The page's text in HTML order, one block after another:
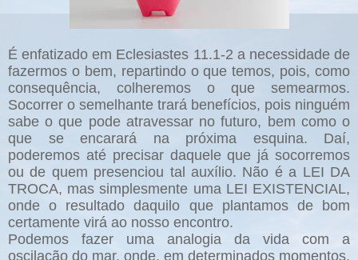
É enfatizado em Eclesiastes 11.1-2 a necessidade de
fazermos o bem, repartindo o que temos, pois, como
consequência, colheremos o que semearmos.
Socorrer o semelhante trará benefícios, pois ninguém
sabe o que pode atravessar no futuro, bem como o
que se encarará na próxima esquina. Daí,
poderemos até precisar daquele que já socorremos
ou de quem presenciou tal auxílio. Não é a LEI DA
TROCA, mas simplesmente uma LEI EXISTENCIAL,
onde o resultado daquilo que plantamos de bom
certamente virá ao nosso encontro.
Podemos fazer uma analogia da vida com a
oscilação do mar, onde, em determinados momentos,